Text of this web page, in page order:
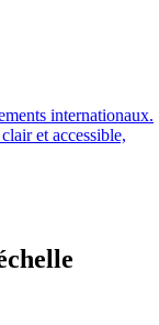
internationaux.
et accessible,